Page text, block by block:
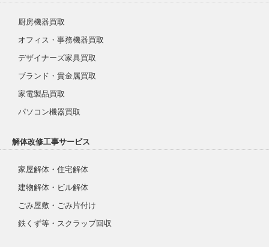
厨房機器買取
オフィス・事務機器買取
デザイナーズ家具買取
ブランド・貴金属買取
家電製品買取
パソコン機器買取
解体改修工事サービス
家屋解体・住宅解体
建物解体・ビル解体
ごみ屋敷・ごみ片付け
鉄くず等・スクラップ回収